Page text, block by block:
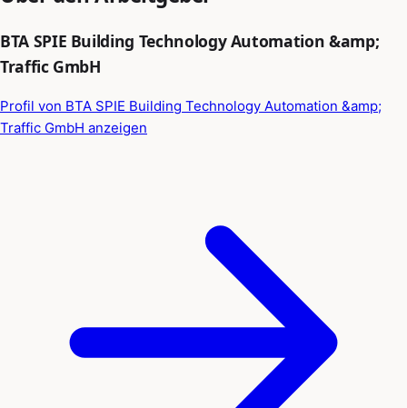
BTA SPIE Building Technology Automation &amp;
Traffic GmbH
Profil von BTA SPIE Building Technology Automation &amp;
Traffic GmbH anzeigen